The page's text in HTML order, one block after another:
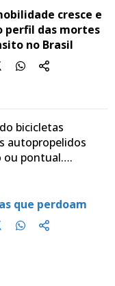
cresce e
perfil das mortes
no Brasil
bicicletas
autopropelidos
ou pontual….
que perdoam